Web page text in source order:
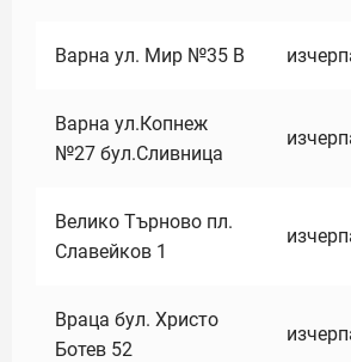
Варна ул. Мир №35 В
Варна ул.Копнеж
№27 бул.Сливница
Велико Търново пл.
Славейков 1
Враца бул. Христо
Ботев 52